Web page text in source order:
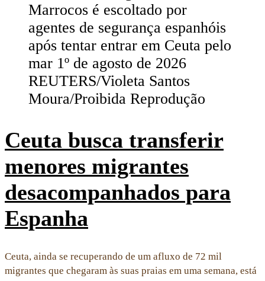
Ceuta busca transferir
menores migrantes
desacompanhados para
Espanha
Ceuta, ainda se recuperando de um afluxo de 72 mil
migrantes que chegaram às suas praias em uma semana, está